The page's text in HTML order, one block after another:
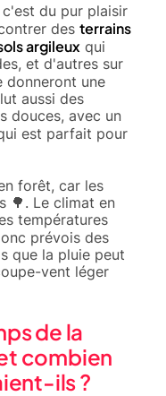
du pur plaisir
des terrains
argileux qui
et d'autres sur
donneront une
aussi des
douces, avec un
est parfait pour
forêt, car les
🌳. Le climat en
températures
prévois des
que la pluie peut
vent léger
de la
combien
ils ?